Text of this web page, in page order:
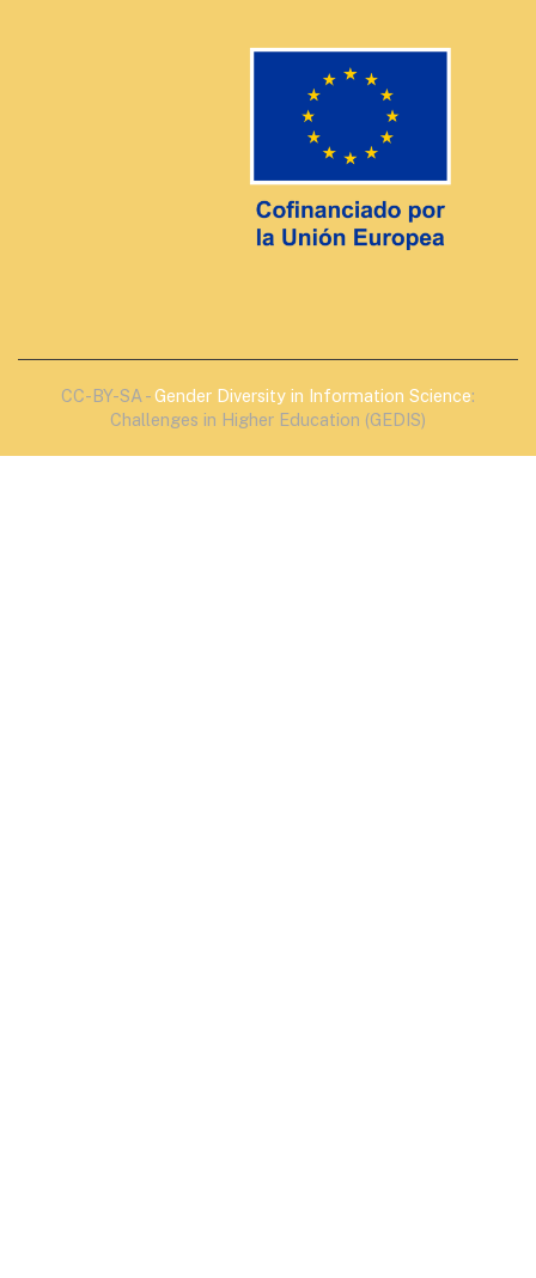
CC-BY-SA -Gender Diversity in Information Science:
Challenges in Higher Education (GEDIS)